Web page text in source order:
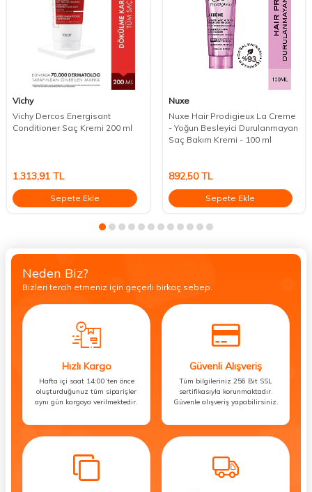
Vichy
Vichy Dercos Energisant
Conditioner Saç Kremi 200 ml
1.313,91 TL
Sepete Ekle
Nuxe
Nuxe Hair Prodigieux La Creme
- Yoğun Besleyici Durulanmayan
Saç Bakım Kremi - 100 ml
892,50TL
Sepete Ekle
Neden Biz?
Bizleri tercih etmeniz için geçerli birkaç sebep.
Hızlı Kargo
Hafta içi saat 14:00’ten önce
oluşturduğunuz tüm siparişler
aynı gün kargoya verilmektedir.
Güvenli Alışveriş
Tüm bilgileriniz 256 Bit SSL
sertifikasıyla korunmaktadır.
Güvenle alışveriş yapabilirsiniz.